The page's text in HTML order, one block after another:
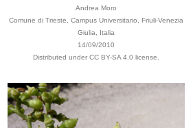
Andrea Moro
Comune di Trieste, Campus Universitario, Friuli-Venezia
Giulia, Italia
14/09/2010
Distributed under CC BY-SA 4.0 license.